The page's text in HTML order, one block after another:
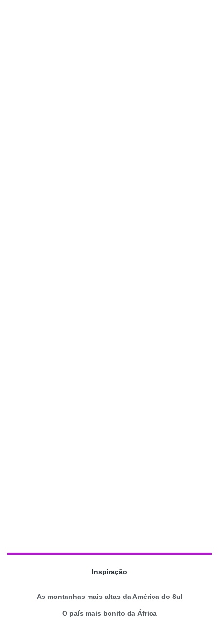
Inspiração
As montanhas mais altas da América do Sul
O país mais bonito da África